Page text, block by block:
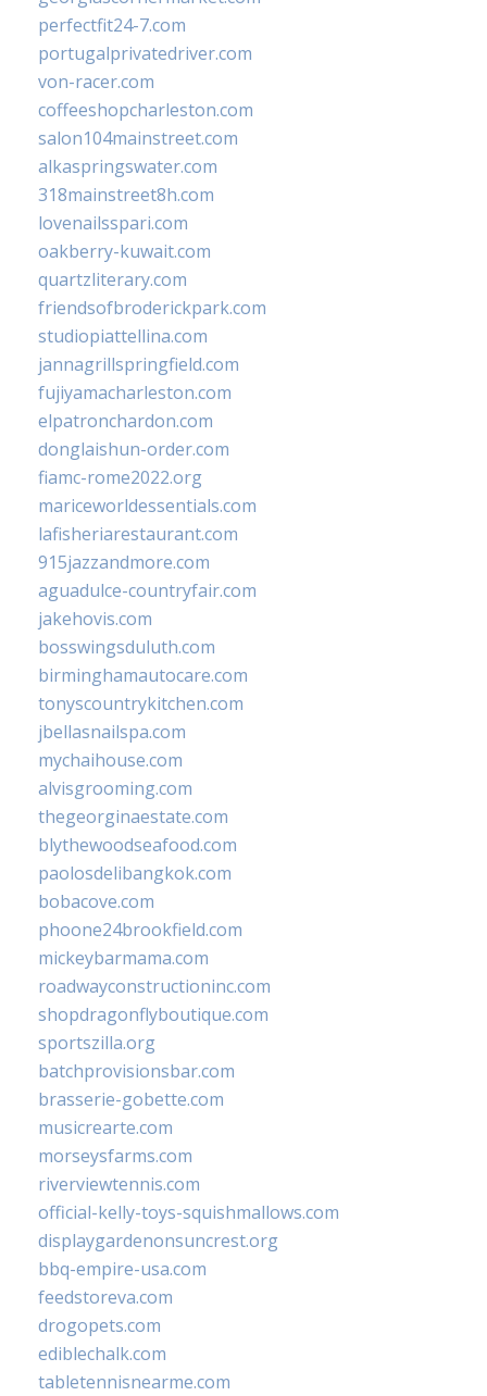
perfectfit24-7.com
portugalprivatedriver.com
von-racer.com
coffeeshopcharleston.com
salon104mainstreet.com
alkaspringswater.com
318mainstreet8h.com
lovenailsspari.com
oakberry-kuwait.com
quartzliterary.com
friendsofbroderickpark.com
studiopiattellina.com
jannagrillspringfield.com
fujiyamacharleston.com
elpatronchardon.com
donglaishun-order.com
fiamc-rome2022.org
mariceworldessentials.com
lafisheriarestaurant.com
915jazzandmore.com
aguadulce-countryfair.com
jakehovis.com
bosswingsduluth.com
birminghamautocare.com
tonyscountrykitchen.com
jbellasnailspa.com
mychaihouse.com
alvisgrooming.com
thegeorginaestate.com
blythewoodseafood.com
paolosdelibangkok.com
bobacove.com
phoone24brookfield.com
mickeybarmama.com
roadwayconstructioninc.com
shopdragonflyboutique.com
sportszilla.org
batchprovisionsbar.com
brasserie-gobette.com
musicrearte.com
morseysfarms.com
riverviewtennis.com
official-kelly-toys-squishmallows.com
displaygardenonsuncrest.org
bbq-empire-usa.com
feedstoreva.com
drogopets.com
ediblechalk.com
tabletennisnearme.com